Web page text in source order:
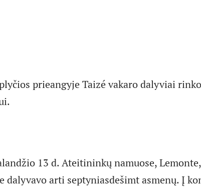
prieangyje Taizé vakaro dalyviai
13 d. Ateitininkų namuose,
dalyvavo arti septyniasdešimt asmenų. Į